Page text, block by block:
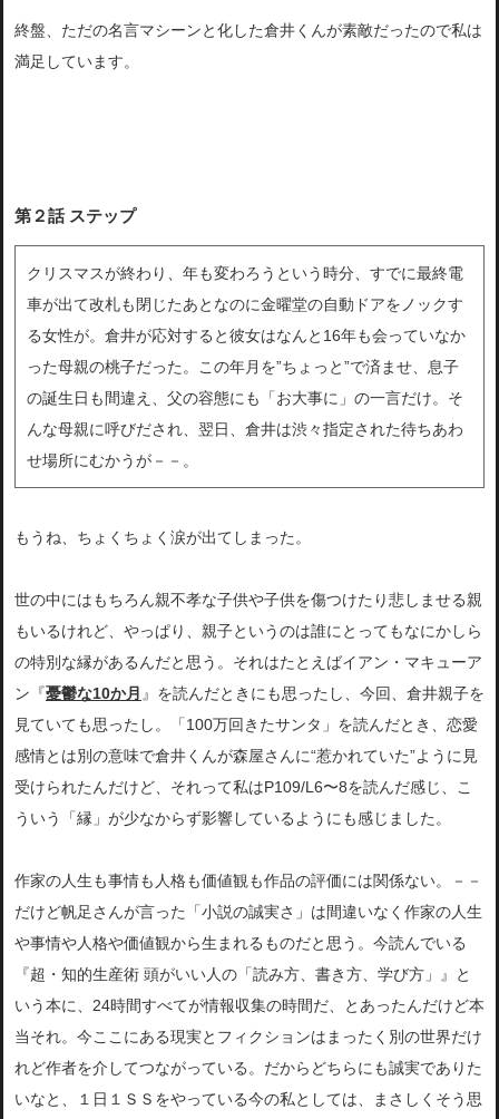
終盤、ただの名言マシーンと化した倉井くんが素敵だったので私は
満足しています。
第２話 ステップ
クリスマスが終わり、年も変わろうという時分、すでに最終電
車が出て改札も閉じたあとなのに金曜堂の自動ドアをノックす
る女性が。倉井が応対すると彼女はなんと16年も会っていなか
った母親の桃子だった。この年月を”ちょっと”で済ませ、息子
の誕生日も間違え、父の容態にも「お大事に」の一言だけ。そ
んな母親に呼びだされ、翌日、倉井は渋々指定された待ちあわ
せ場所にむかうが－－ 。
もうね、ちょくちょく涙が出てしまった。
世の中にはもちろん親不孝な子供や子供を傷つけたり悲しませる親
もいるけれど、やっぱり
、親子というのは誰にとってもなにかしら
の特別な縁があるんだと思う。それはたとえばイアン・マキューア
ン『憂鬱な10か月 』を読んだときにも思ったし、今回、倉井親子を
見ていても思ったし。「100万回きたサンタ」を読んだとき、恋愛
感情とは別の意味で倉井くんが森屋さんに“惹かれていた”ように見
受けられたんだけど、 それって私はP109/L6〜8を読んだ感じ、こ
ういう「縁」が少なからず影響しているようにも感じました。
作家の人生も事情も人格も価値観も作品の評価には関係ない。－－
だけど帆足さんが言った「小説の誠実さ」は間違いなく作家の人生
や事情や人格や価値観から生まれるものだと思う。今読んでいる
『超・知的生産術 頭がいい人の「読み方、書き方、学び方」』と
いう本に、24時間すべてが情報収集の時間だ、とあったんだけど本
当それ。今ここにある現実とフィクションはまったく別の世界だけ
れど作者を介してつながっている。だからどちらにも誠実でありた
いなと、１ 日１ＳＳをやっている今の私としては、まさしくそう思